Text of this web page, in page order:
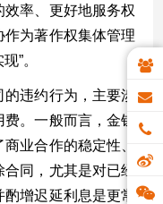
率、更好地服务权
为著作权集体管理
现”。
违约行为，主要涉
。一般而言，金钱
业合作的稳定性、
同，尤其是对已经
增迟延利息是更常